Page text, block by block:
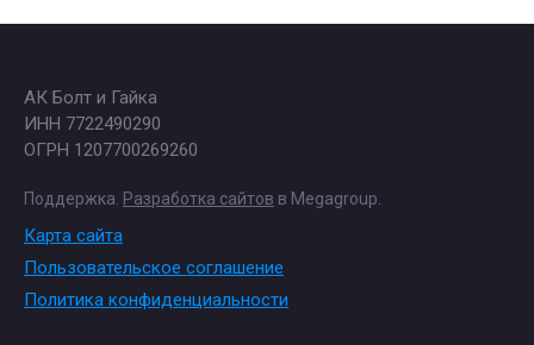
АК Болт и Гайка
ИНН 7722490290
ОГРН 1207700269260
Поддержка. Разработка сайтов в Megagroup.
Карта сайта
Пользовательское соглашение
Политика конфиденциальности